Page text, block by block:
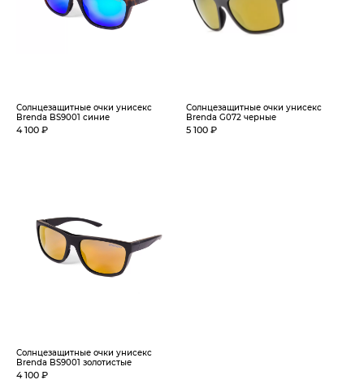
Солнцезащитные очки унисекс
Brenda BS9001 синие
4 100 ₽
Солнцезащитные очки унисекс
Brenda G072 черные
5 100 ₽
Солнцезащитные очки унисекс
Brenda BS9001 золотистые
4 100 ₽